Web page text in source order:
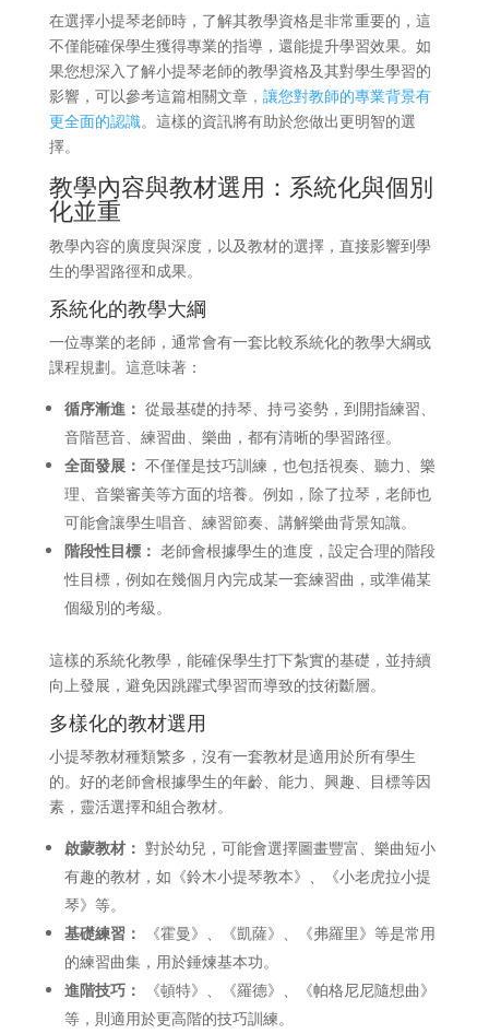
在選擇小提琴老師時，了解其教學資格是非常重要的，這
不僅能確保學生獲得專業的指導，還能提升學習效果。如
果您想深入了解小提琴老師的教學資格及其對學生學習的
影響，可以參考這篇相關文章，讓您對教師的專業背景有
更全面的認識。這樣的資訊將有助於您做出更明智的選
擇。
教學內容與教材選用：系統化與個別
化並重
教學內容的廣度與深度，以及教材的選擇，直接影響到學
生的學習路徑和成果。
系統化的教學大綱
一位專業的老師，通常會有一套比較系統化的教學大綱或
課程規劃。這意味著：
循序漸進： 從最基礎的持琴、持弓姿勢，到開指練習、
音階琶音、練習曲、樂曲，都有清晰的學習路徑。
全面發展： 不僅僅是技巧訓練，也包括視奏、聽力、樂
理、音樂審美等方面的培養。例如，除了拉琴，老師也
可能會讓學生唱音、練習節奏、講解樂曲背景知識。
階段性目標： 老師會根據學生的進度，設定合理的階段
性目標，例如在幾個月內完成某一套練習曲，或準備某
個級別的考級。
這樣的系統化教學，能確保學生打下紮實的基礎，並持續
向上發展，避免因跳躍式學習而導致的技術斷層。
多樣化的教材選用
小提琴教材種類繁多，沒有一套教材是適用於所有學生
的。好的老師會根據學生的年齡、能力、興趣、目標等因
素，靈活選擇和組合教材。
啟蒙教材： 對於幼兒，可能會選擇圖畫豐富、樂曲短小
有趣的教材，如《鈴木小提琴教本》、《小老虎拉小提
琴》等。
基礎練習：
《霍曼》、《凱薩》、《弗羅里》等是常用
的練習曲集，用於錘煉基本功。
進階技巧：
《頓特》、《羅德》、《帕格尼尼隨想曲》
等，則適用於更高階的技巧訓練。